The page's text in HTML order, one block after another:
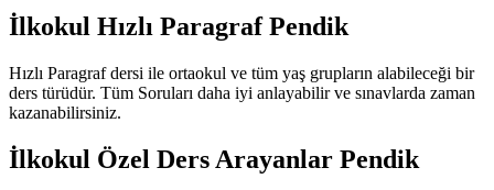
İlkokul Hızlı Paragraf Pendik
Hızlı Paragraf dersi ile ortaokul ve tüm yaş grupların alabileceği bir
ders türüdür. Tüm Soruları daha iyi anlayabilir ve sınavlarda zaman
kazanabilirsiniz.
İlkokul Özel Ders Arayanlar Pendik